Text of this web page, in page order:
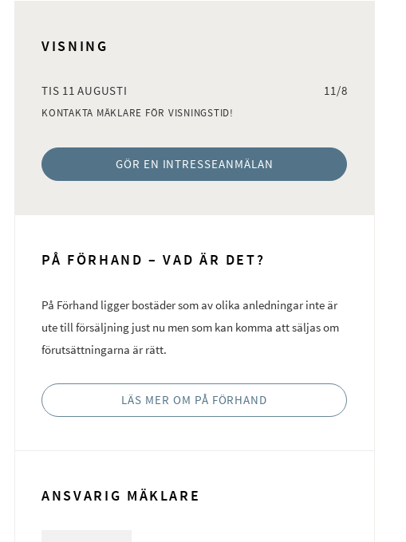
VISNING
TIS 11 AUGUSTI 11/8
KONTAKTA MÄKLARE FÖR VISNINGSTID!
GÖR EN INTRESSEANMÄLAN
PÅ FÖRHAND – VAD ÄR DET?
På Förhand ligger bostäder som av olika anledningar inte är
ute till försäljning just nu men som kan komma att säljas om
förutsättningarna är rätt.
LÄS MER OM PÅ FÖRHAND
ANSVARIG MÄKLARE